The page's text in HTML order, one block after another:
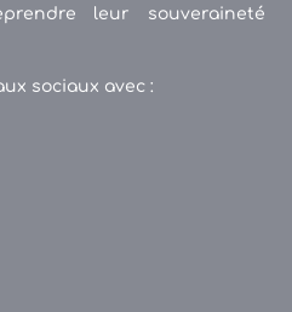
leur souveraineté
sociaux avec :